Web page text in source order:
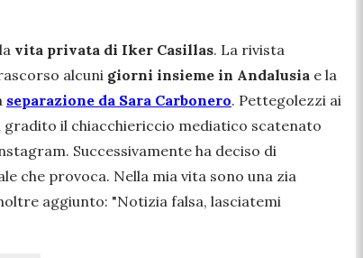
vita privata di Iker Casillas. La rivista
alcuni giorni insieme in Andalusia e la
separazione da Sara Carbonero. Pettegolezzi ai
gradito il chiacchiericcio mediatico scatenato
Successivamente ha deciso di
che provoca. Nella mia vita sono una zia
aggiunto: "Notizia falsa, lasciatemi